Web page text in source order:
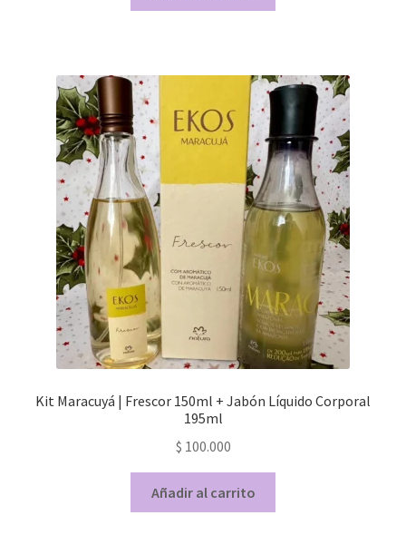
Kit Maracuyá | Frescor 150ml + Jabón Líquido Corporal
195ml
$ 100.000
Añadir al carrito